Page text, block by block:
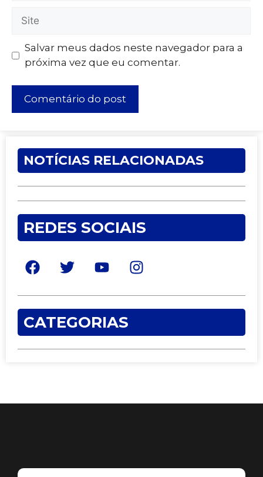
Salvar meus dados neste navegador para a
próxima vez que eu comentar.
NOTÍCIAS RELACIONADAS
REDES SOCIAIS
CATEGORIAS